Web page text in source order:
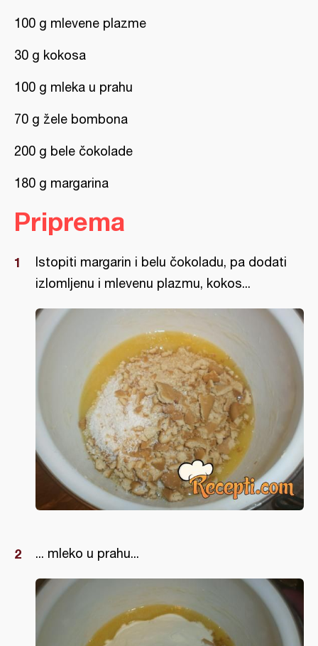
100 g mlevene plazme
30 g kokosa
100 g mleka u prahu
70 g žele bombona
200 g bele čokolade
180 g margarina
Priprema
Istopiti margarin i belu čokoladu, pa dodati
izlomljenu i mlevenu plazmu, kokos...
... mleko u prahu...